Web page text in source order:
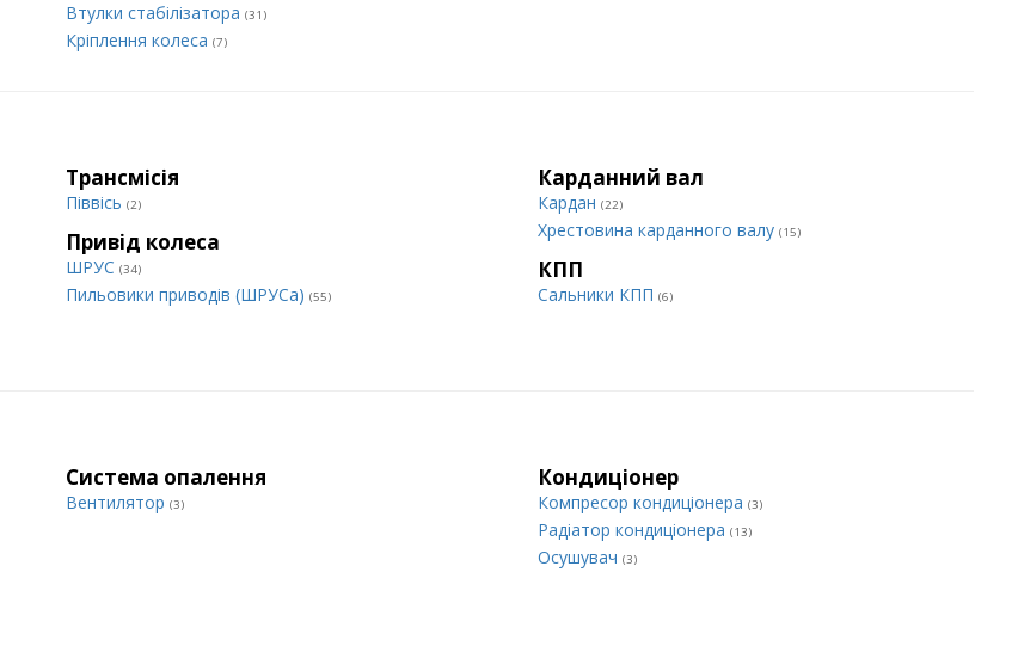
Втулки стабілізатора (31)
Кріплення колеса (7)
Трансмісія
Піввісь (2)
Карданний вал
Кардан (22)
Хрестовина карданного валу (15)
Привід колеса
ШРУС (34)
Пильовики приводів (ШРУСа) (55)
КПП
Сальники КПП (6)
Система опалення
Вентилятор (3)
Кондиціонер
Компресор кондиціонера (3)
Радіатор кондиціонера (13)
Осушувач (3)